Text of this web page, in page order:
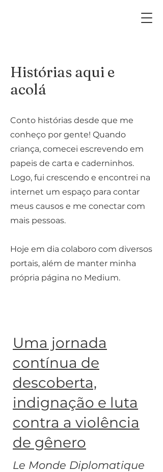
Histórias aqui e
acolá
Conto histórias desde que me
conheço por gente! Quando
criança, comecei escrevendo em
papeis de carta e caderninhos.
Logo, fui crescendo e encontrei na
internet um espaço para contar
meus causos e me conectar com
mais pessoas.
Hoje em dia colaboro com diversos
portais, além de manter minha
própria página no Medium.
Uma jornada
contínua de
descoberta,
indignação e luta
contra a violência
de gênero
Le Monde Diplomatique